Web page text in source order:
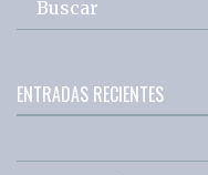
Buscar
ENTRADAS RECIENTES